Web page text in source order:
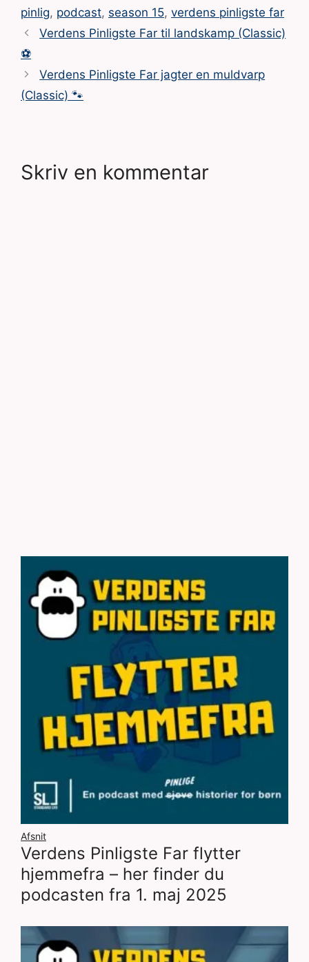
pinlig, podcast, season 15, verdens pinligste far
Verdens Pinligste Far til landskamp (Classic)
⚽
Verdens Pinligste Far jagter en muldvarp
(Classic) 🐾
Skriv en kommentar
Afsnit
Verdens Pinligste Far flytter
hjemmefra – her finder du
podcasten fra 1. maj 2025